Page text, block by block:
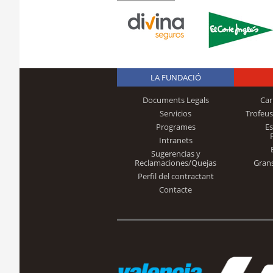
LA FUNDACIÓ
Documents Legals
Servicios
Programes
Intranets
Sugerencias y
Reclamaciones/Quejas
Perfil del contractant
Contacte